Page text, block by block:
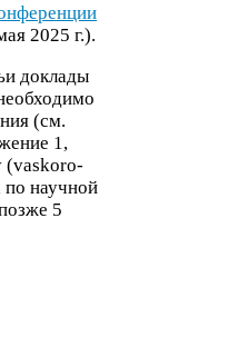
2025 г.).
доклады
(см.
1,
(vasko­ro­
по научной
5